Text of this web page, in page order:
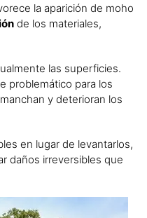
la aparición de moho
de los materiales,
las superficies.
problemático para los
y deterioran los
en lugar de levantarlos,
daños irreversibles que